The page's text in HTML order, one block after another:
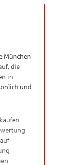
München
die
in
und